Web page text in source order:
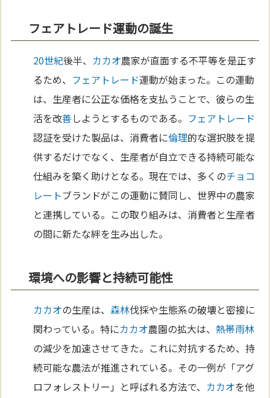
フェアトレード運動の誕生
20世紀後半、 カカオ農家が直面する不平等を是正す
るため、 フェアトレード運動が始まった。この運動
は、生産者に公正な価格を支払うことで、彼らの生
活を改善しようとするものである。 フェアトレード
認証を受けた製品は、消費者に倫理的な選択肢を提
供するだけでなく、生産者が自立できる持続可能な
仕組みを築く助けとなる。現在では、多くのチョコ
レートブランドがこの運動に賛同し、世界中の農家
と連携している。この取り組みは、消費者と生産者
の間に新たな絆を生み出した。
環境への影響と持続可能性
カカオの生産は、森林伐採や生態系の破壊と密接に
関わっている。特にカカオ農園の拡大は、熱帯雨林
の減少を加速させてきた。これに対抗するため、持
続可能な農法が推進されている。その一例が「アグ
ロフォレストリー」と呼ばれる方法で、 カカオを他